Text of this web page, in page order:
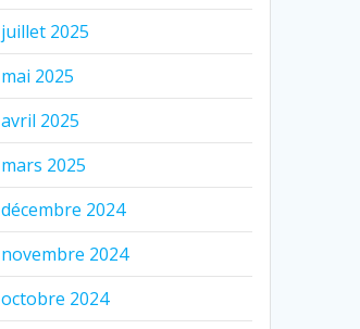
juillet 2025
mai 2025
avril 2025
mars 2025
décembre 2024
novembre 2024
octobre 2024